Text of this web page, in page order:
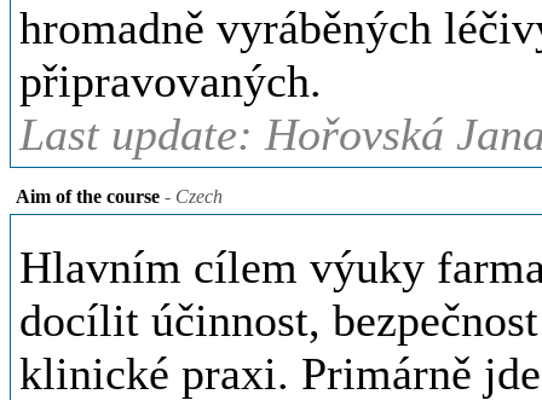
hromadně vyráběných
připravovaných.
Last update: Hořovská
Aim of the course - Czech
Hlavním cílem výuky
docílit účinnost,
klinické praxi. Primárně